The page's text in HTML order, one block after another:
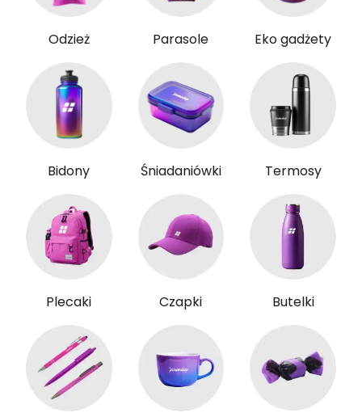
Odzież Parasole Eko gadżety
Bidony Śniadaniówki Termosy
Plecaki Czapki Butelki